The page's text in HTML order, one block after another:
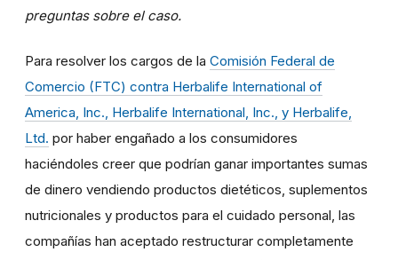
preguntas sobre el caso.
Para resolver los cargos de la Comisión Federal de
Comercio (FTC) contra Herbalife International of
America, Inc., Herbalife International, Inc., y Herbalife,
Ltd. por haber engañado a los consumidores
haciéndoles creer que podrían ganar importantes sumas
de dinero vendiendo productos dietéticos, suplementos
nutricionales y productos para el cuidado personal, las
compañías han aceptado restructurar completamente